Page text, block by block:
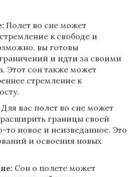
Полет во сне может
к свободе и
вы готовы
и идти за своими
Этот сон также может
стремление к
Для вас полет во сне может
границы своей
то новое и неизведанное. Это
и освоения новых
Сон о полете может